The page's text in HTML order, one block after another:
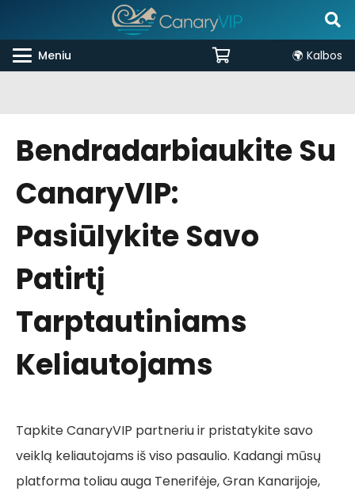
Meniu 🌍 Kalbos
Bendradarbiaukite Su
CanaryVIP:
Pasiūlykite Savo
Patirtį
Tarptautiniams
Keliautojams
Tapkite CanaryVIP partneriu ir pristatykite savo
veiklą keliautojams iš viso pasaulio. Kadangi mūsų
platforma toliau auga Tenerifėje, Gran Kanarijoje,